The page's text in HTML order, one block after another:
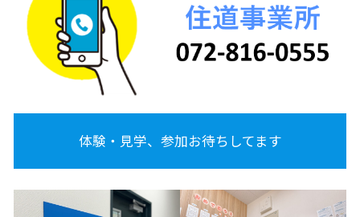
体験・見学、参加お待ちしてます